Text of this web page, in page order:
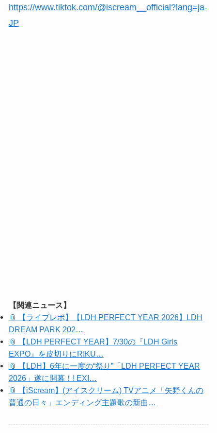
https://www.tiktok.com/@iscream__official?lang=ja-
JP
【関連ニュース】
📎 【ライブレポ】【LDH PERFECT YEAR 2026】LDH
DREAM PARK 202…
📎 【LDH PERFECT YEAR】7/30の『LDH Girls
EXPO』を皮切りにRIKU…
📎 【LDH】6年に一度の“祭り”「LDH PERFECT YEAR
2026」遂に開幕！! EXI…
📎 【iScream】(アイスクリーム) TVアニメ「矢野くんの
普通の日々」エンディング主題歌の新曲…